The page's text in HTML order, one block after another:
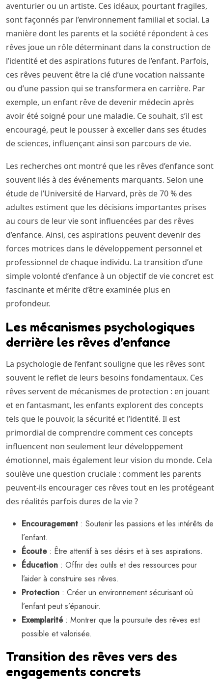
aventurier ou un artiste. Ces idéaux, pourtant fragiles,
sont façonnés par l’environnement familial et social. La
manière dont les parents et la société répondent à ces
rêves joue un rôle déterminant dans la construction de
l’identité et des aspirations futures de l’enfant. Parfois,
ces rêves peuvent être la clé d’une vocation naissante
ou d’une passion qui se transformera en carrière. Par
exemple, un enfant rêve de devenir médecin après
avoir été soigné pour une maladie. Ce souhait, s’il est
encouragé, peut le pousser à exceller dans ses études
de sciences, influençant ainsi son parcours de vie.
Les recherches ont montré que les rêves d’enfance sont
souvent liés à des événements marquants. Selon une
étude de l’Université de Harvard, près de 70 % des
adultes estiment que les décisions importantes prises
au cours de leur vie sont influencées par des rêves
d’enfance. Ainsi, ces aspirations peuvent devenir des
forces motrices dans le développement personnel et
professionnel de chaque individu. La transition d’une
simple volonté d’enfance à un objectif de vie concret est
fascinante et mérite d’être examinée plus en
profondeur.
Les mécanismes psychologiques
derrière les rêves d’enfance
La psychologie de l’enfant souligne que les rêves sont
souvent le reflet de leurs besoins fondamentaux. Ces
rêves servent de mécanismes de protection : en jouant
et en fantasmant, les enfants explorent des concepts
tels que le pouvoir, la sécurité et l’identité. Il est
primordial de comprendre comment ces concepts
influencent non seulement leur développement
émotionnel, mais également leur vision du monde. Cela
soulève une question cruciale : comment les parents
peuvent-ils encourager ces rêves tout en les protégeant
des réalités parfois dures de la vie ?
Encouragement : Soutenir les passions et les intérêts de
l’enfant.
Écoute: Être attentif à ses désirs et à ses aspirations.
Éducation : Offrir des outils et des ressources pour
l’aider à construire ses rêves.
Protection : Créer un environnement sécurisant où
l’enfant peut s’épanouir.
Exemplarité: Montrer que la poursuite des rêves est
possible et valorisée.
Transition des rêves vers des
engagements concrets